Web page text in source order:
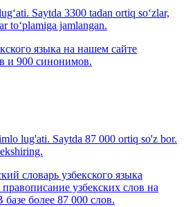
Saytda 3300 tadan ortiq so‘zlar,
to‘plamiga jamlangan.
языка на нашем сайте
и 900 синонимов.
lug'ati. Saytda 87 000 ortiq so'z bor.
словарь узбекского языка
узбекских слов на
более 87 000 слов.